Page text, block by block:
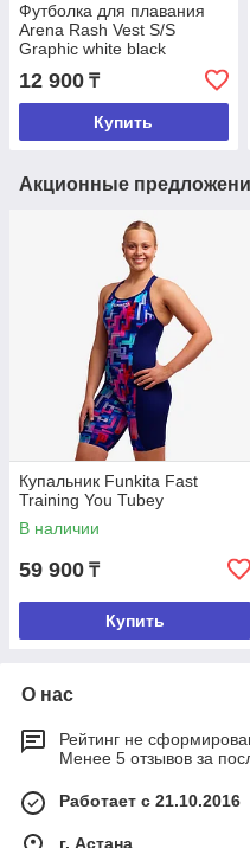
Футболка для плавания
Arena Rash Vest S/S
Graphic white black
12 900 ₸
Купить
Акционные
Купальник Funkita Fast
Training You Tubey
В наличии
59 900 ₸
Купить
О нас
Рейтинг не
Менее 5 отзывов за
Работает с 21.10.2016
г. Астана